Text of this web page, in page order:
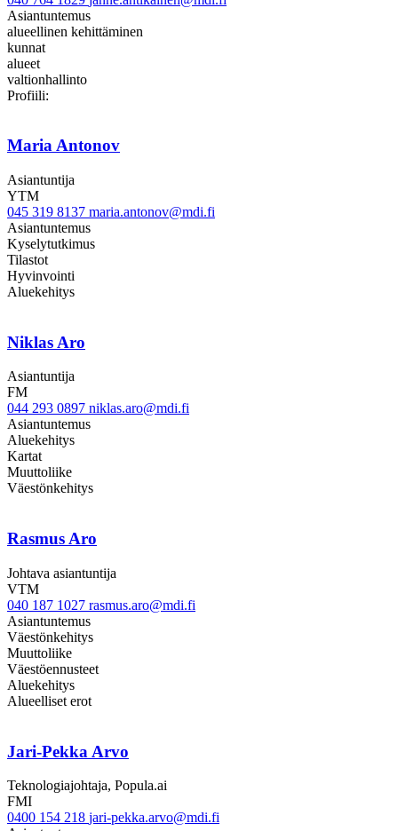
Asiantuntemus
alueellinen kehittäminen
kunnat
alueet
valtionhallinto
Profiili:
Maria Antonov
Asiantuntija
YTM
045 319 8137 maria.antonov@mdi.fi
Asiantuntemus
Kyselytutkimus
Tilastot
Hyvinvointi
Aluekehitys
Niklas Aro
Asiantuntija
FM
044 293 0897 niklas.aro@mdi.fi
Asiantuntemus
Aluekehitys
Kartat
Muuttoliike
Väestönkehitys
Rasmus Aro
Johtava asiantuntija
VTM
040 187 1027 rasmus.aro@mdi.fi
Asiantuntemus
Väestönkehitys
Muuttoliike
Väestöennusteet
Aluekehitys
Alueelliset erot
Jari-Pekka Arvo
Teknologiajohtaja, Popula.ai
FMI
0400 154 218 jari-pekka.arvo@mdi.fi